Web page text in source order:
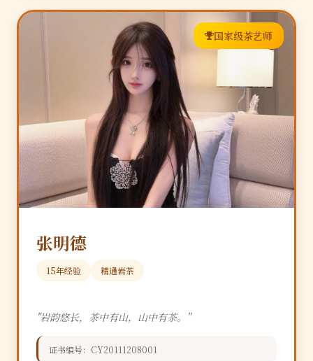
国家级茶艺师
张明德
15年经验 精通岩茶
"岩韵悠长，茶中有山，山中有茶。"
证书编号：CY20111208001